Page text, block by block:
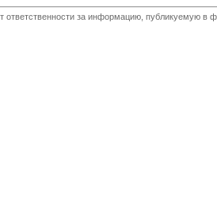
ответственности за информацию, публикуемую